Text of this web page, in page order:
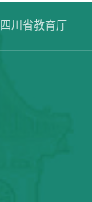
四川省教育厅